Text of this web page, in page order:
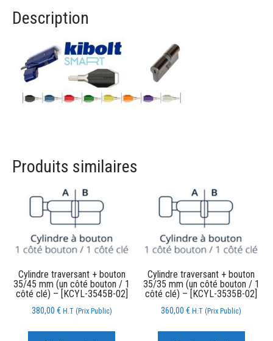
Description
Produits similaires
Cylindre traversant + bouton
35/45 mm (un côté bouton / 1
côté clé) – [KCYL-3545B-02]
380,00 € H.T (Prix Public)
Cylindre traversant + bouton
35/35 mm (un côté bouton / 1
côté clé) – [KCYL-3535B-02]
360,00€ H.T (Prix Public)